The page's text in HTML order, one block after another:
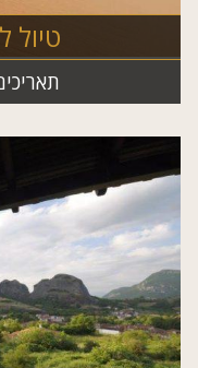
טיול
תאריכים: 3-17